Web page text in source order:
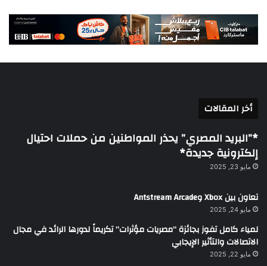
أخر المقالات
*”البريد المصري” يحذر المواطنين من حملات احتيال
إلكترونية جديدة*
مايو 23, 2025
تعاون بين Xbox وAntstream Arcade
مايو 24, 2025
لمياء كامل تفوز بجائزة “مصريات مؤثرات” تكريماً لدورها الرائد في مجال
الاتصالات والتأثير الإيجابي
مايو 22, 2025